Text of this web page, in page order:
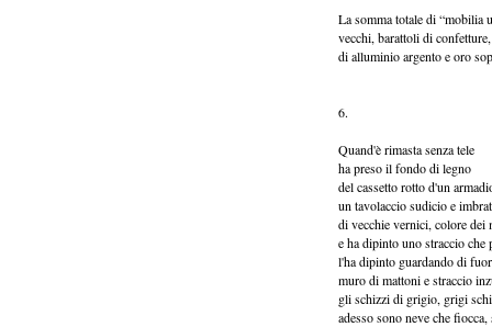
La somma totale di “mobilia
vecchi, barattoli di
di alluminio argento e oro
6.
Quand'è rimasta senza tele
ha preso il fondo di legno
del cassetto rotto d'un
un tavolaccio sudicio e
di vecchie vernici, colore dei
e ha dipinto uno straccio che
l'ha dipinto guardando di
muro di mattoni e straccio
gli schizzi di grigio, grigi
adesso sono neve che